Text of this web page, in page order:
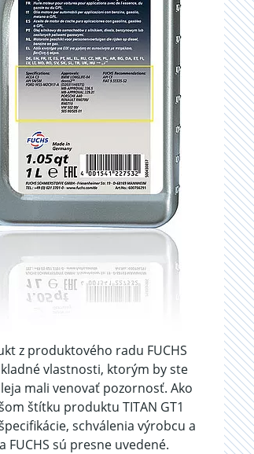
z produktového radu FUCHS
vlastnosti, ktorým by ste
mali venovať pozornosť. Ako
štítku produktu TITAN GT1
schválenia výrobcu a
FUCHS sú presne uvedené.